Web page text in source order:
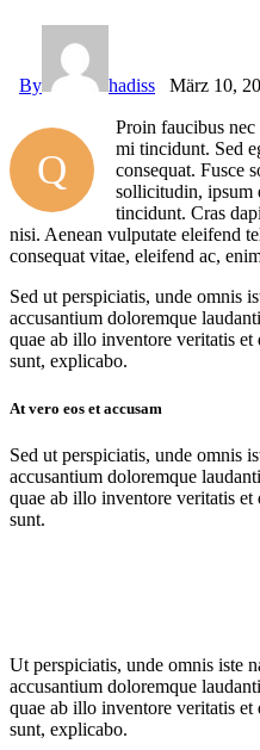
By hadiss März 10,
Q
Proin faucibus nec
mi tincidunt. Sed
consequat. Fusce
sollicitudin, ipsum
tincidunt. Cras
nisi. Aenean vulputate eleifend
consequat vitae, eleifend ac,
Sed ut perspiciatis, unde omnis
accusantium doloremque
quae ab illo inventore veritatis et
sunt, explicabo.
At vero eos et accusam
Sed ut perspiciatis, unde omnis
accusantium doloremque
quae ab illo inventore veritatis et
sunt.
Ut perspiciatis, unde omnis iste
accusantium doloremque
quae ab illo inventore veritatis et
sunt, explicabo.